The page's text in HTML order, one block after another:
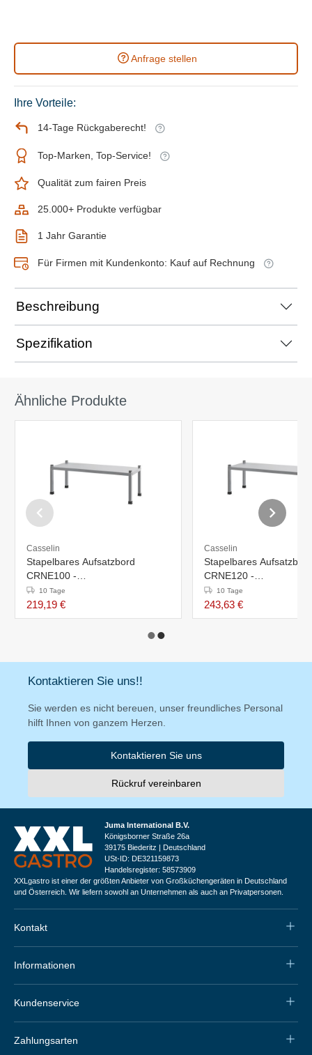
Anfrage stellen
Ihre Vorteile:
14-Tage Rückgaberecht!
Top-Marken, Top-Service!
Qualität zum fairen Preis
25.000+ Produkte verfügbar
1 Jahr Garantie
Für Firmen mit Kundenkonto: Kauf auf Rechnung
Beschreibung
Spezifikation
Ähnliche Produkte
Casselin
Stapelbares Aufsatzbord
CRNE100 -
1000x380x(H)355mm
10 Tage
219,19 €
Casselin
Stapelbares Aufsatzbord
CRNE120 -
1200x380x(H)355mm
10 Tage
243,63 €
Kontaktieren Sie uns!!
Sie werden es nicht bereuen, unser freundliches Personal
hilft Ihnen von ganzem Herzen.
Kontaktieren Sie uns
Rückruf vereinbaren
Juma International B.V.
Königsborner Straße 26a
39175 Biederitz | Deutschland
USt-ID: DE321159873
Handelsregister: 58573909
XXLgastro ist einer der größten Anbieter von Großküchengeräten in Deutschland
und Österreich. Wir liefern sowohl an Unternehmen als auch an Privatpersonen.
Kontakt
Informationen
Kundenservice
Zahlungsarten